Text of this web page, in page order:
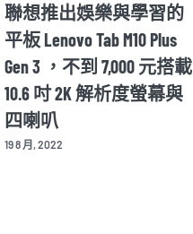
聯想推出娛樂與學習的
平板 Lenovo Tab M10 Plus
Gen 3 ，不到 7,000 元搭載
10.6 吋 2K 解析度螢幕與
四喇叭
19 8 月, 2022